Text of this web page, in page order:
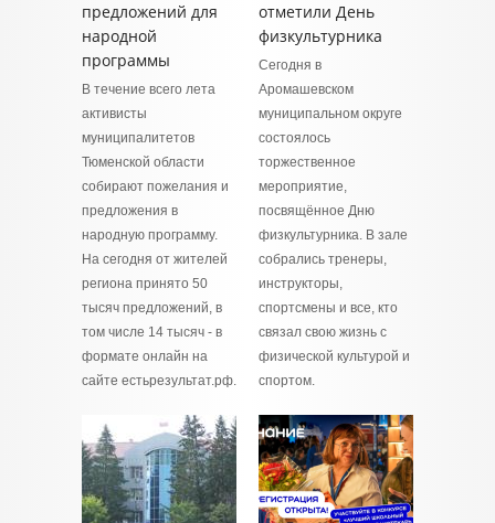
предложений для
народной
программы
В течение всего лета
активисты
муниципалитетов
Тюменской области
собирают пожелания и
предложения в
народную программу.
На сегодня от жителей
региона принято 50
тысяч предложений, в
том числе 14 тысяч - в
формате онлайн на
сайте естьрезультат.рф.
отметили День
физкультурника
Сегодня в
Аромашевском
муниципальном округе
состоялось
торжественное
мероприятие,
посвящённое Дню
физкультурника. В зале
собрались тренеры,
инструкторы,
спортсмены и все, кто
связал свою жизнь с
физической культурой и
спортом.